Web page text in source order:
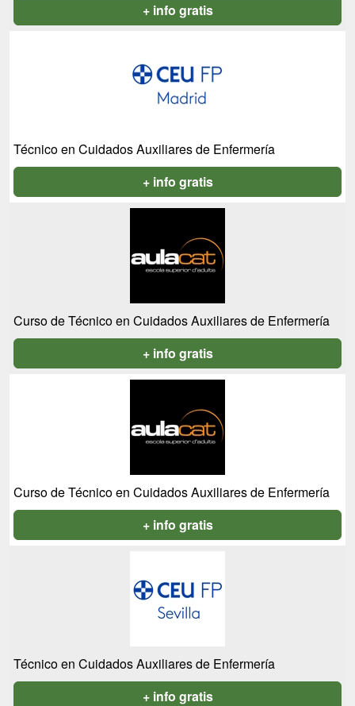
+ info gratis
Técnico en Cuidados Auxiliares de Enfermería
+ info gratis
Curso de Técnico en Cuidados Auxiliares de Enfermería
+ info gratis
Curso de Técnico en Cuidados Auxiliares de Enfermería
+ info gratis
Técnico en Cuidados Auxiliares de Enfermería
+ info gratis